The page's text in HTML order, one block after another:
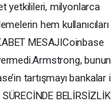
yetkilileri, milyonlarca
hem kullanıcıları
MESAJICoinbase
bunun
tartışmayı bankalar
BELİRSİZLİK